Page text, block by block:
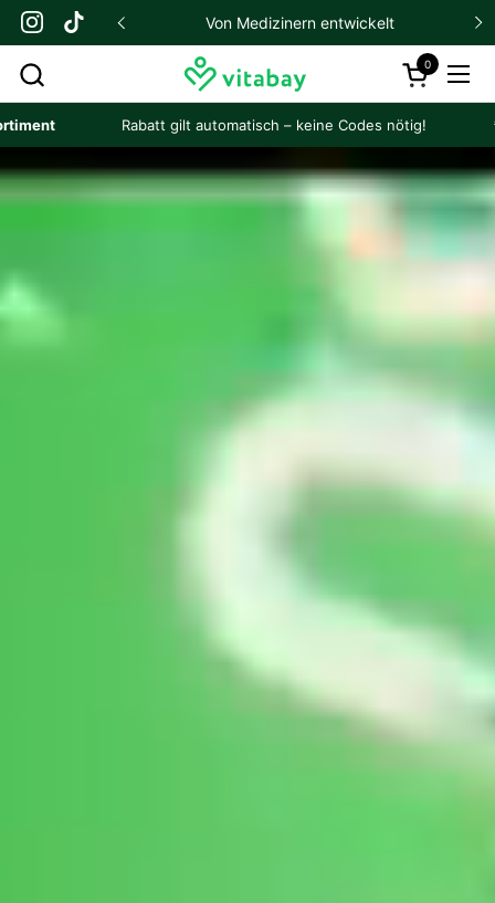
Zum Inhalt springen
InstagramTikTokZurück
Kunden Von Medizinern entwickelt
Warenkorb
0
Rabatt gilt automatisch – keine Codes nötig! *gilt nicht